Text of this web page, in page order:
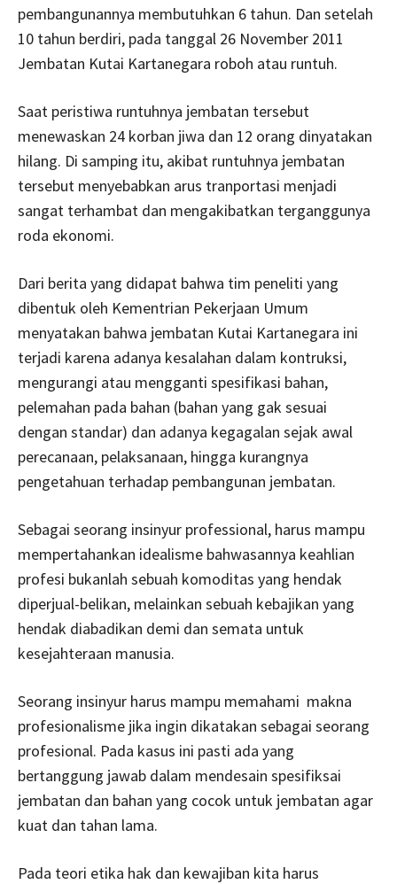
pembangunannya membutuhkan 6 tahun. Dan setelah
10 tahun berdiri, pada tanggal 26 November 2011
Jembatan Kutai Kartanegara roboh atau runtuh.
Saat peristiwa runtuhnya jembatan tersebut
menewaskan 24 korban jiwa dan 12 orang dinyatakan
hilang. Di samping itu, akibat runtuhnya jembatan
tersebut menyebabkan arus tranportasi menjadi
sangat terhambat dan mengakibatkan terganggunya
roda ekonomi.
Dari berita yang didapat bahwa tim peneliti yang
dibentuk oleh Kementrian Pekerjaan Umum
menyatakan bahwa jembatan Kutai Kartanegara ini
terjadi karena adanya kesalahan dalam kontruksi,
mengurangi atau mengganti spesifikasi bahan,
pelemahan pada bahan (bahan yang gak sesuai
dengan standar) dan adanya kegagalan sejak awal
perecanaan, pelaksanaan, hingga kurangnya
pengetahuan terhadap pembangunan jembatan.
Sebagai seorang insinyur professional, harus mampu
mempertahankan idealisme bahwasannya keahlian
profesi bukanlah sebuah komoditas yang hendak
diperjual-belikan, melainkan sebuah kebajikan yang
hendak diabadikan demi dan semata untuk
kesejahteraan manusia.
Seorang insinyur harus mampu memahami makna
profesionalisme jika ingin dikatakan sebagai seorang
profesional. Pada kasus ini pasti ada yang
bertanggung jawab dalam mendesain spesifiksai
jembatan dan bahan yang cocok untuk jembatan agar
kuat dan tahan lama.
Pada teori etika hak dan kewajiban kita harus